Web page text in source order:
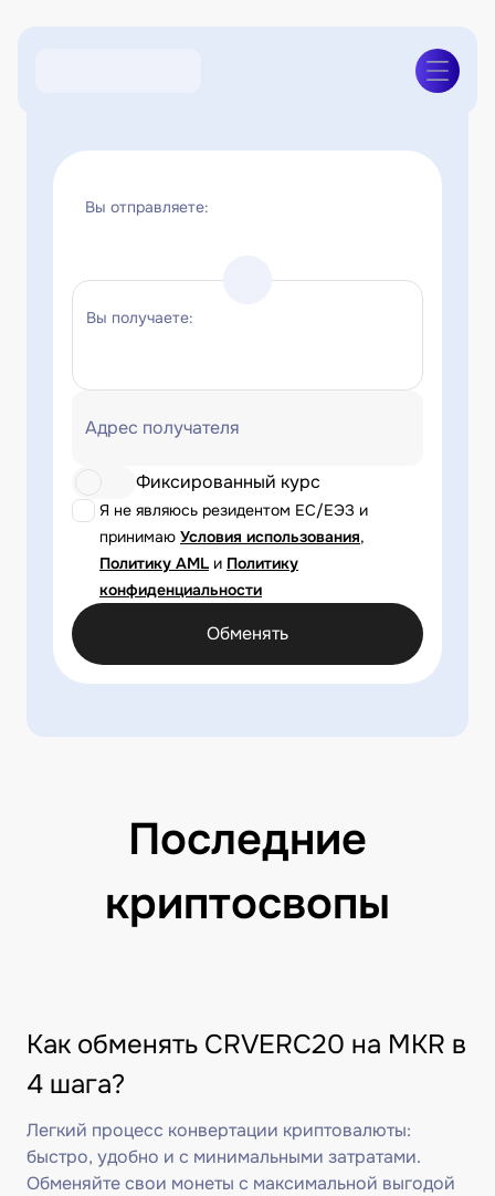
Вы отправляете:
Вы получаете:
Адрес получателя
Я не являюсь резидентом ЕС/ЕЭЗ и
принимаю Условия использования,
Политику AML и Политику
конфиденциальности
Фиксированный курс
Обменять
Последние
криптосвопы
Как обменять CRVERC20 на MKR в
4 шага?
Легкий процесс конвертации криптовалюты:
быстро, удобно и с минимальными затратами.
Обменяйте свои монеты с максимальной выгодой